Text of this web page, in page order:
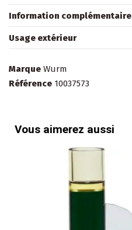
Information complémentaire
Usage extérieur
Marque Wurm
Référence 10037573
Vous aimerez aussi